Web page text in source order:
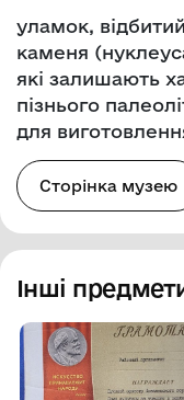
уламок,
каменя
які залишають
пізнього
для
Сторінка музею
Інші